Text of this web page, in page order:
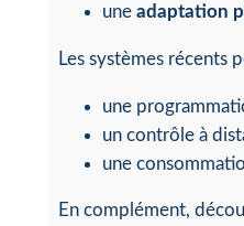
une adaptation
Les systèmes récents
une
un contrôle à
une
En complément,